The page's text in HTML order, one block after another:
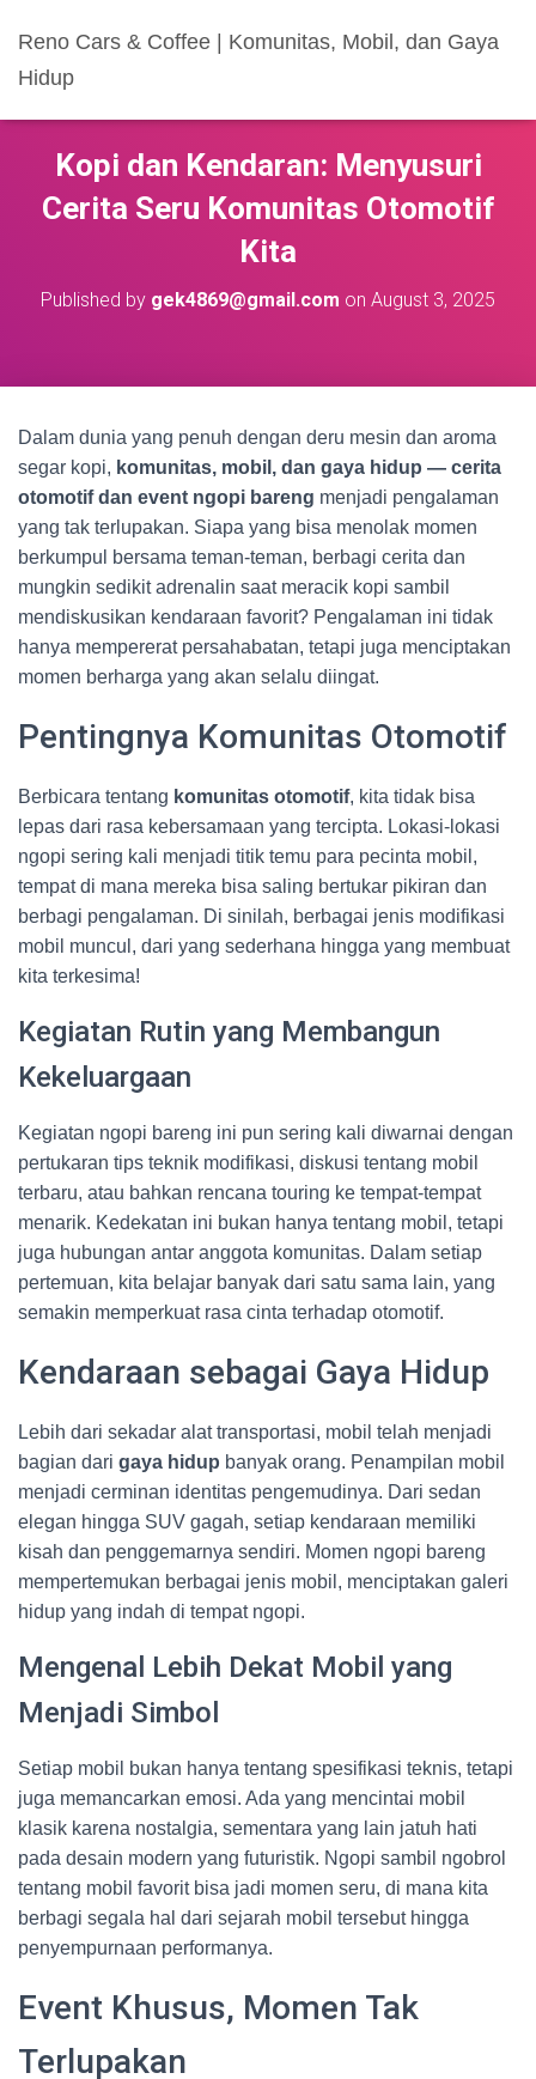
Reno Cars & Coffee | Komunitas, Mobil, dan Gaya
Hidup
Kopi dan Kendaran: Menyusuri
Cerita Seru Komunitas Otomotif
Kita
Published by gek4869@gmail.com on August 3, 2025
Dalam dunia yang penuh dengan deru mesin dan aroma
segar kopi, komunitas, mobil, dan gaya hidup — cerita
otomotif dan event ngopi bareng menjadi pengalaman
yang tak terlupakan. Siapa yang bisa menolak momen
berkumpul bersama teman-teman, berbagi cerita dan
mungkin sedikit adrenalin saat meracik kopi sambil
mendiskusikan kendaraan favorit? Pengalaman ini tidak
hanya mempererat persahabatan, tetapi juga menciptakan
momen berharga yang akan selalu diingat.
Pentingnya Komunitas Otomotif
Berbicara tentang komunitas otomotif, kita tidak bisa
lepas dari rasa kebersamaan yang tercipta. Lokasi-lokasi
ngopi sering kali menjadi titik temu para pecinta mobil,
tempat di mana mereka bisa saling bertukar pikiran dan
berbagi pengalaman. Di sinilah, berbagai jenis modifikasi
mobil muncul, dari yang sederhana hingga yang membuat
kita terkesima!
Kegiatan Rutin yang Membangun
Kekeluargaan
Kegiatan ngopi bareng ini pun sering kali diwarnai dengan
pertukaran tips teknik modifikasi, diskusi tentang mobil
terbaru, atau bahkan rencana touring ke tempat-tempat
menarik. Kedekatan ini bukan hanya tentang mobil, tetapi
juga hubungan antar anggota komunitas. Dalam setiap
pertemuan, kita belajar banyak dari satu sama lain, yang
semakin memperkuat rasa cinta terhadap otomotif.
Kendaraan sebagai Gaya Hidup
Lebih dari sekadar alat transportasi, mobil telah menjadi
bagian dari gaya hidup banyak orang. Penampilan mobil
menjadi cerminan identitas pengemudinya. Dari sedan
elegan hingga SUV gagah, setiap kendaraan memiliki
kisah dan penggemarnya sendiri. Momen ngopi bareng
mempertemukan berbagai jenis mobil, menciptakan galeri
hidup yang indah di tempat ngopi.
Mengenal Lebih Dekat Mobil yang
Menjadi Simbol
Setiap mobil bukan hanya tentang spesifikasi teknis, tetapi
juga memancarkan emosi. Ada yang mencintai mobil
klasik karena nostalgia, sementara yang lain jatuh hati
pada desain modern yang futuristik. Ngopi sambil ngobrol
tentang mobil favorit bisa jadi momen seru, di mana kita
berbagi segala hal dari sejarah mobil tersebut hingga
penyempurnaan performanya.
Event Khusus, Momen Tak
Terlupakan